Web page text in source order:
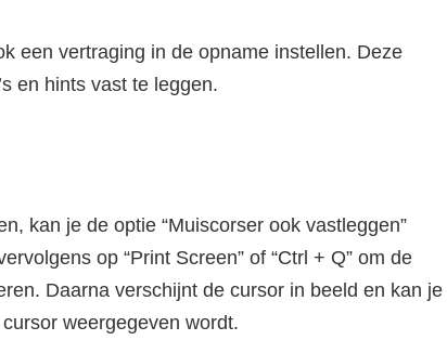
een vertraging in de opname instellen. Deze
en hints vast te leggen.
kan je de optie “Muiscorser ook vastleggen”
op “Print Screen” of “Ctrl + Q” om de
Daarna verschijnt de cursor in beeld en kan je
weergegeven wordt.